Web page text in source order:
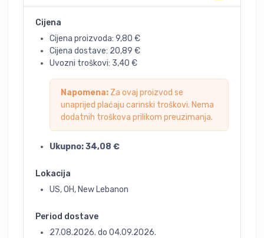
Cijena
Cijena proizvoda: 9,80 €
Cijena dostave: 20,89 €
Uvozni troškovi: 3,40 €
Napomena: Za ovaj proizvod se
unaprijed plaćaju carinski troškovi. Nema
dodatnih troškova prilikom preuzimanja.
Ukupno:34,08 €
Lokacija
US, OH, New Lebanon
Period dostave
27.08.2026. do 04.09.2026.